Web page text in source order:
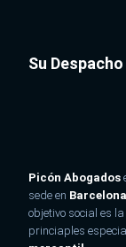
Su
Picón Abogados
sede en
objetivo social es
princiaples